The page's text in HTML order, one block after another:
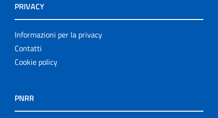
PRIVACY
Informazioni per la privacy
Contatti
Cookie policy
PNRR